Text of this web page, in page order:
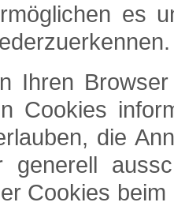
es
Ihren
Cookies
die
generell
Cookies